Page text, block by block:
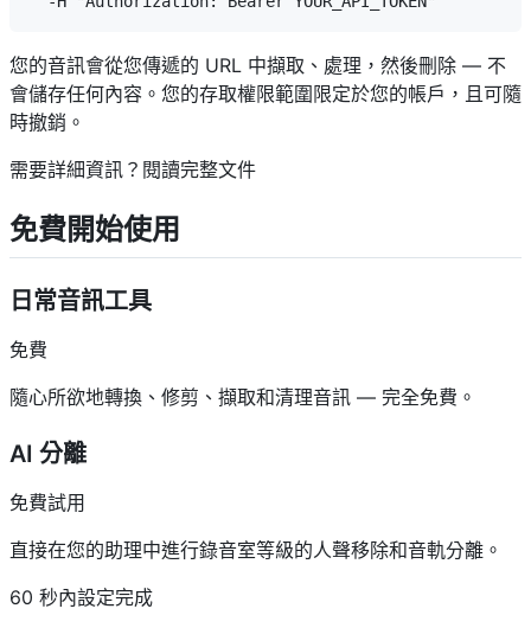
您的音訊會從您傳遞的 URL 中擷取、處理，然後刪除 — 不
會儲存任何內容。您的存取權限範圍限定於您的帳戶，且可隨
時撤銷。
需要詳細資訊？閱讀完整文件
免費開始使用
日常音訊工具
免費
隨心所欲地轉換、修剪、擷取和清理音訊 — 完全免費。
AI 分離
免費試用
直接在您的助理中進行錄音室等級的人聲移除和音軌分離。
60 秒內設定完成